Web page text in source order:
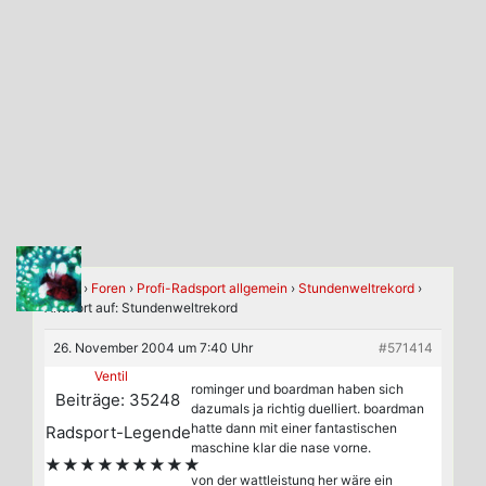
Home › Foren › Profi-Radsport allgemein › Stundenweltrekord ›
Antwort auf: Stundenweltrekord
26. November 2004 um 7:40 Uhr
#571414
Ventil
Beiträge: 35248
Radsport-Legende
★★★★★★★★★
rominger und boardman haben sich
dazumals ja richtig duelliert. boardman
hatte dann mit einer fantastischen
maschine klar die nase vorne.
von der wattleistung her wäre ein